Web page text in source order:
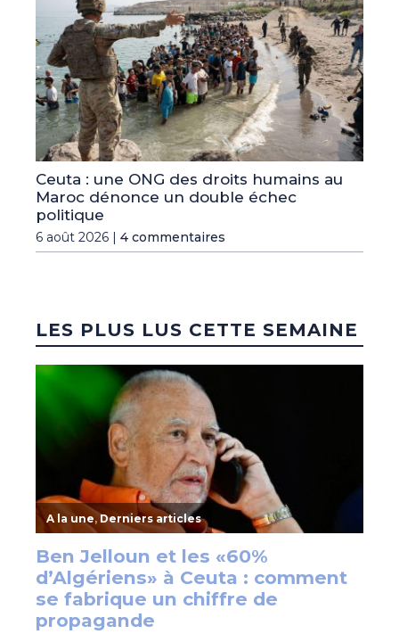
Ceuta : une ONG des droits humains au
Maroc dénonce un double échec
politique
6 août 2026 | 4 commentaires
LES PLUS LUS CETTE SEMAINE